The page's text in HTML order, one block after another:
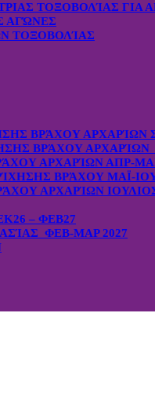
ΤΟΞΟΒΟΛΊΑΣ ΓΙΑ
ΑΓΏΝΕΣ
ΤΟΞΟΒΟΛΊΑΣ
ΒΡΆΧΟΥ ΑΡΧΑΡΊΩΝ
ΒΡΆΧΟΥ ΑΡΧΑΡΊΩΝ
ΑΡΧΑΡΊΩΝ ΑΠΡ-
ΒΡΆΧΟΥ ΜΑΪ-
ΑΡΧΑΡΊΩΝ ΙΟΥΛΙΟΣ
– ΦΕΒ27
ΦΕΒ-ΜΑΡ 2027